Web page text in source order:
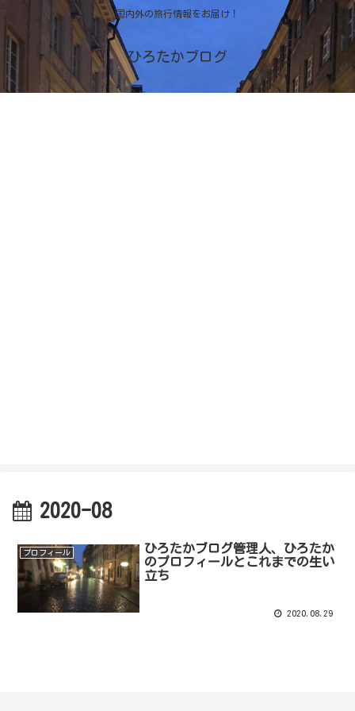
国内外の旅行情報をお届け！
ひろたかブログ
2020-08
プロフィール
ひろたかブログ管理人、ひろたか
のプロフィールとこれまでの生い
立ち
2020.08.29